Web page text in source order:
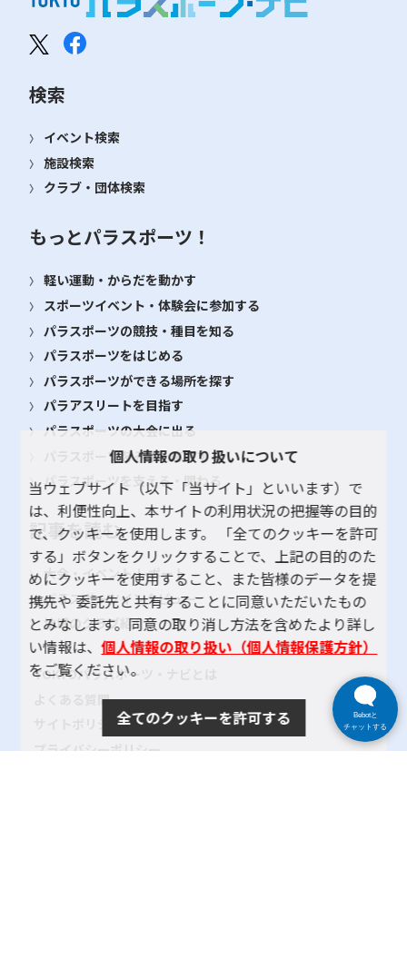
検索
イベント検索
施設検索
クラブ・団体検索
もっとパラスポーツ！
軽い運動・からだを動かす
スポーツイベント・体験会に参加する
パラスポーツの競技・種目を知る
パラスポーツをはじめる
パラスポーツができる場所を探す
パラアスリートを目指す
パラスポーツの大会に出る
パラスポーツをみる・応援する
パラスポーツを支える・関わる
記事を読む
大会・イベント レポート
パラスポーツインタビュー
地域のクラブ紹介
TOKYOパラスポーツ・ナビとは
よくある質問
サイトポリシー
プライバシーポリシー
個人情報の取り扱いについて
当ウェブサイト（以下「当サイト」といいます）で
は、利便性向上、本サイトの利用状況の把握等の目的
で、クッキーを使用します。 「全てのクッキーを許可
する」ボタンをクリックすることで、上記の目的のた
めにクッキーを使用すること、また皆様のデータを提
携先や 委託先と共有することに同意いただいたもの
とみなします。同意の取り消し方法を含めたより詳し
い情報は、個人情報の取り扱い（個人情報保護方針）
をご覧ください。
全てのクッキーを許可する
Bebotと
チャットする